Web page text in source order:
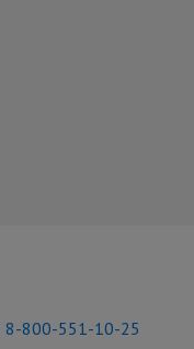
8-800-551-10-25